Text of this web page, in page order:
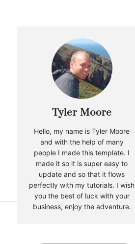
Tyler Moore
Hello, my name is Tyler Moore
and with the help of many
people I made this template. I
made it so it is super easy to
update and so that it flows
perfectly with my tutorials. I wish
you the best of luck with your
business, enjoy the adventure.